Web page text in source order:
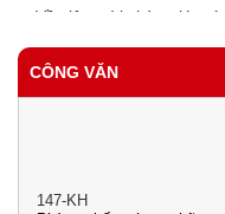
Về việc mời chào giá
ngân sách 6 tháng đầu
CÔNG VĂN
147-KH
Phòng chống tham nhũng